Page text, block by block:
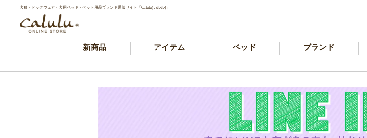
犬服・ドッグウェア・犬用ベッド・ペット用品ブランド通販サイト「Calulu(カルル)」
新商品 アイテム ベッド ブランド